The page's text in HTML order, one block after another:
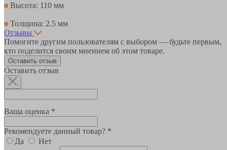
Высота: 110 мм
Толщина: 2.5 мм
Отзывы
Помогите другим пользователям с выбором — будьте первым,
кто поделится своим мнением об этом товаре.
Оставить отзыв
Оставить отзыв
Ваша оценка *
Рекомендуете данный товар? *
Да
Нет